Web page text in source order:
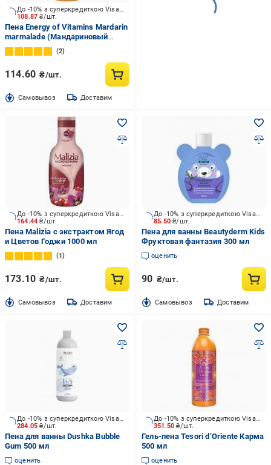
108.87₴/шт.
До -10% з суперкредиткою Visa Вигода
Пена Energy of Vitamins Mardarin
marmalade (Мандариновый
мармелад ) 800 мл
2
114.60 ₴/шт.
Cамовывоз Доставим
164.44₴/шт.
До -10% з суперкредиткою Visa Вигода
Пена Malizia с экстрактом Ягод
и Цветов Годжи 1000 мл
1
173.10 ₴/шт.
Cамовывоз Доставим
85.50₴/шт.
До -10% з суперкредиткою Visa Вигода
Пена для ванны Beautyderm Kids
Фруктовая фантазия 300 мл
оценить
90 ₴/шт.
Cамовывоз Доставим
284.05₴/шт.
До -10% з суперкредиткою Visa Вигода
Пена для ванны Dushka Bubble
Gum 500 мл
оценить
351.50₴/шт.
До -10% з суперкредиткою Visa Вигода
Гель-пена Tesori d’Oriente Карма
500 мл
оценить